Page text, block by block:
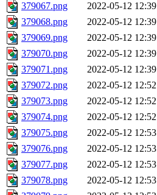
379067.png
2022-05-12 12:39
379068.png
2022-05-12 12:39
379069.png
2022-05-12 12:39
379070.png
2022-05-12 12:39
379071.png
2022-05-12 12:39
379072.png
2022-05-12 12:52
379073.png
2022-05-12 12:52
379074.png
2022-05-12 12:52
379075.png
2022-05-12 12:53
379076.png
2022-05-12 12:53
379077.png
2022-05-12 12:53
379078.png
2022-05-12 12:53